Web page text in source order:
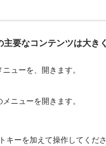
要なコンテンツは大き
ューを、開きます。
ニューを開きます。
キーを加えて操作してくだ